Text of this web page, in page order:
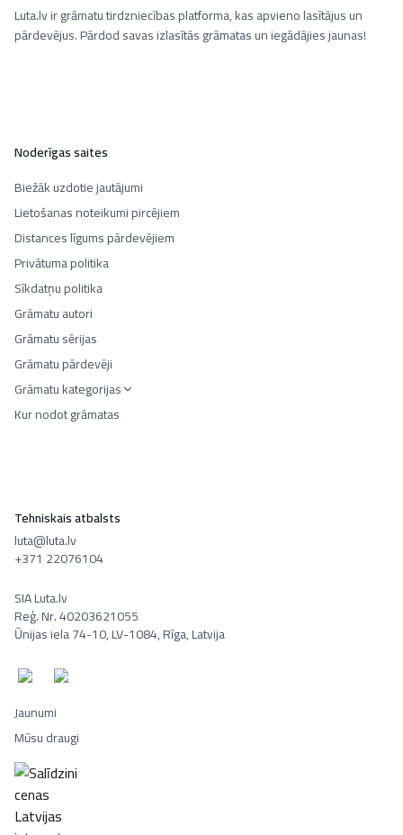
Luta.lv ir grāmatu tirdzniecības platforma, kas apvieno lasītājus un
pārdevējus. Pārdod savas izlasītās grāmatas un iegādājies jaunas!
Noderīgas saites
Biežāk uzdotie jautājumi
Lietošanas noteikumi pircējiem
Distances līgums pārdevējiem
Privātuma politika
Sīkdatņu politika
Grāmatu autori
Grāmatu sērijas
Grāmatu pārdevēji
Grāmatu kategorijas
Kur nodot grāmatas
Tehniskais atbalsts
luta@luta.lv
+371 22076104
SIA Luta.lv
Reģ. Nr. 40203621055
Ūnijas iela 74-10, LV-1084, Rīga, Latvija
Jaunumi
Mūsu draugi